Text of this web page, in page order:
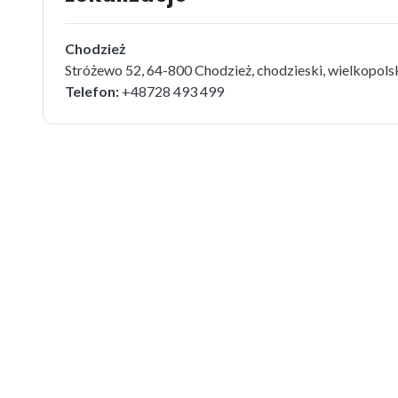
Chodzież
Stróżewo 52, 64-800 Chodzież, chodzieski,
Telefon: +48728 493 499